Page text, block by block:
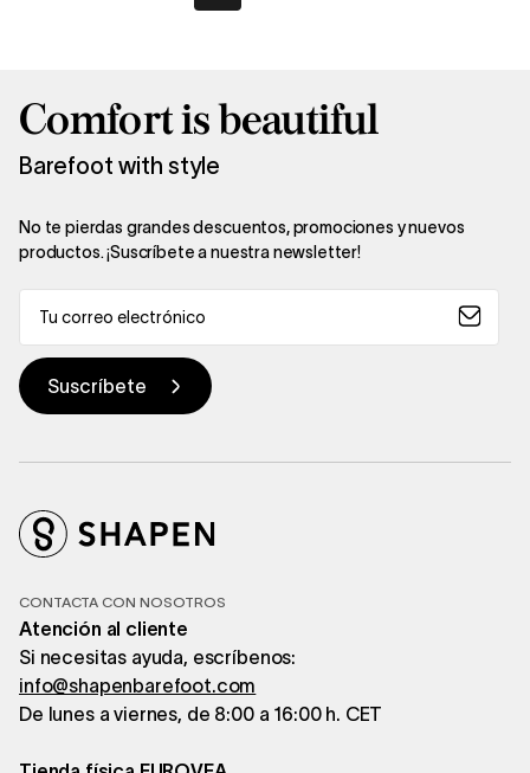
Comfort is beautiful
Barefoot with style
No te pierdas grandes descuentos, promociones y nuevos
productos. ¡Suscríbete a nuestra newsletter!
CONTACTA CON NOSOTROS
Atención al cliente
Si necesitas ayuda, escríbenos:
info@shapenbarefoot.com
De lunes a viernes, de 8:00 a 16:00 h. CET